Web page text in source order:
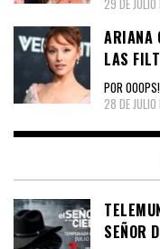
ARIANA
LAS
POR
28 DE
SEÑOR